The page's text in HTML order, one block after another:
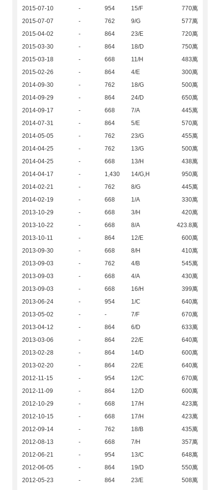
2015-07-10
- 954 15/F
770萬
2015-07-07
- 762 9/G
577萬
2015-04-02
- 864 23/E
720萬
2015-03-30
- 864 18/D
750萬
2015-03-18
- 668 11/H
483萬
2015-02-26
- 864 4/E
300萬
2014-09-30
- 762 18/G
500萬
2014-09-29
- 864 24/D
650萬
2014-09-17
- 668 7/A
445萬
2014-07-31
- 864 5/E
570萬
2014-05-05
- 762 23/G
455萬
2014-04-25
- 762 13/G
500萬
2014-04-25
- 668 13/H
438萬
2014-04-17
- 1,430 14/G,H
950萬
2014-02-21
- 762 8/G
445萬
2014-02-19
- 668 1/A
330萬
2013-10-29
- 668 3/H
420萬
2013-10-22
- 668 8/A
423.8萬
2013-10-11
- 864 12/E
600萬
2013-09-30
- 668 8/H
410萬
2013-09-03
- 762 4/B
545萬
2013-09-03
- 668 4/A
430萬
2013-09-03
- 668 16/H
399萬
2013-06-24
- 954 1/C
640萬
2013-05-02
- - 7/F
670萬
2013-04-12
- 864 6/D
633萬
2013-03-06
- 864 22/E
640萬
2013-02-28
- 864 14/D
600萬
2013-02-20
- 864 22/E
640萬
2012-11-15
- 954 12/C
670萬
2012-11-09
- 864 12/D
600萬
2012-10-29
- 668 17/H
423萬
2012-10-15
- 668 17/H
423萬
2012-09-14
- 762 18/B
435萬
2012-08-13
- 668 7/H
357萬
2012-06-21
- 954 13/C
648萬
2012-06-05
- 864 19/D
550萬
2012-05-23
- 864 23/E
508萬